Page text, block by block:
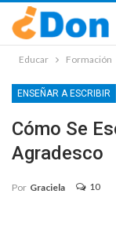
Educar Formación
ENSEÑAR A ESCRIBIR
Cómo Se
Agradesco
Por Graciela 10